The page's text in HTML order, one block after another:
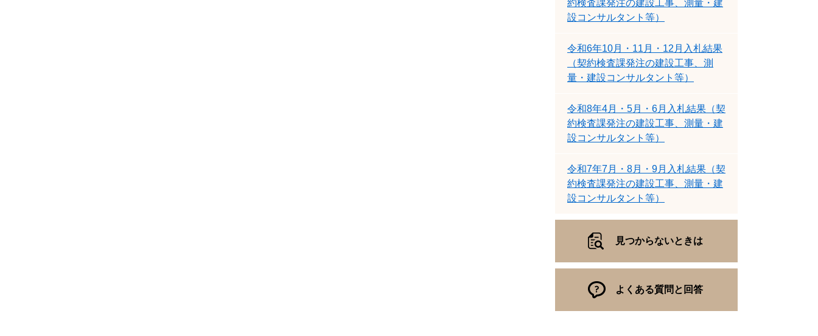
約検査課発注の建設工事、測量・建
設コンサルタント等）
令和6年10月・11月・12月入札結果
（契約検査課発注の建設工事、測
量・建設コンサルタント等）
令和8年4月・5月・6月入札結果（契
約検査課発注の建設工事、測量・建
設コンサルタント等）
令和7年7月・8月・9月入札結果（契
約検査課発注の建設工事、測量・建
設コンサルタント等）
見つからないときは
よくある質問と回答